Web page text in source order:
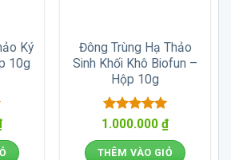
Ký
10g
Đông Trùng Hạ Thảo
Sinh Khối Khô Biofun –
Hộp 10g
Được xếp
sao
1.000.000 ₫
THÊM VÀO GIỎ